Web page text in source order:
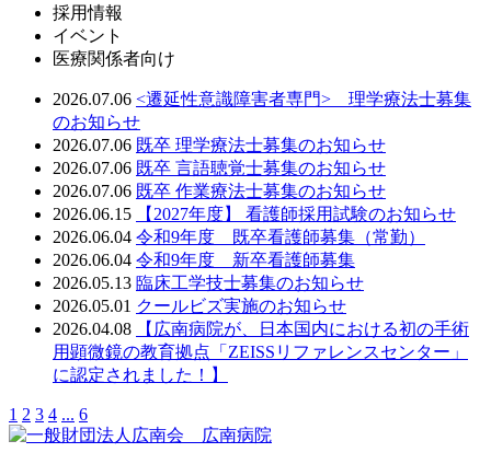
採用情報
イベント
医療関係者向け
2026.07.06 <遷延性意識障害者専門> 理学療法士募集
のお知らせ
2026.07.06 既卒 理学療法士募集のお知らせ
2026.07.06 既卒 言語聴覚士募集のお知らせ
2026.07.06 既卒 作業療法士募集のお知らせ
2026.06.15
【2027年度】 看護師採用試験のお知らせ
2026.06.04 令和9年度 既卒看護師募集（常勤）
2026.06.04 令和9年度 新卒看護師募集
2026.05.13 臨床工学技士募集のお知らせ
2026.05.01 クールビズ実施のお知らせ
2026.04.08
【広南病院が、日本国内における初の手術
用顕微鏡の教育拠点「ZEISSリファレンスセンター」
に認定されました！】
1 2 3 4 ... 6